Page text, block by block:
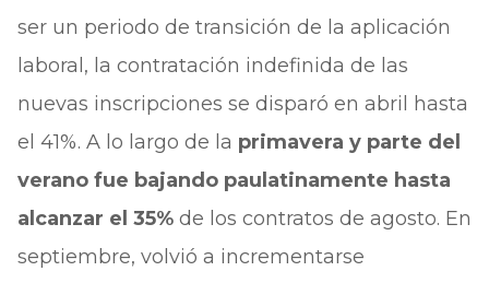
ser un periodo de transición de la aplicación
laboral, la contratación indefinida de las
nuevas inscripciones se disparó en abril hasta
el 41%. A lo largo de la primavera y parte del
verano fue bajando paulatinamente hasta
alcanzar el 35%de los contratos de agosto. En
septiembre, volvió a incrementarse